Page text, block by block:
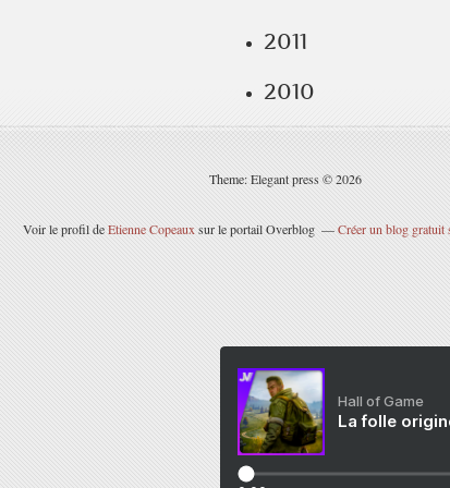
2011
2010
Theme: Elegant press © 2026
Voir le profil deEtienne Copeaux sur le portail Overblog Créer un blog gratuit
Hall of Game
La folle